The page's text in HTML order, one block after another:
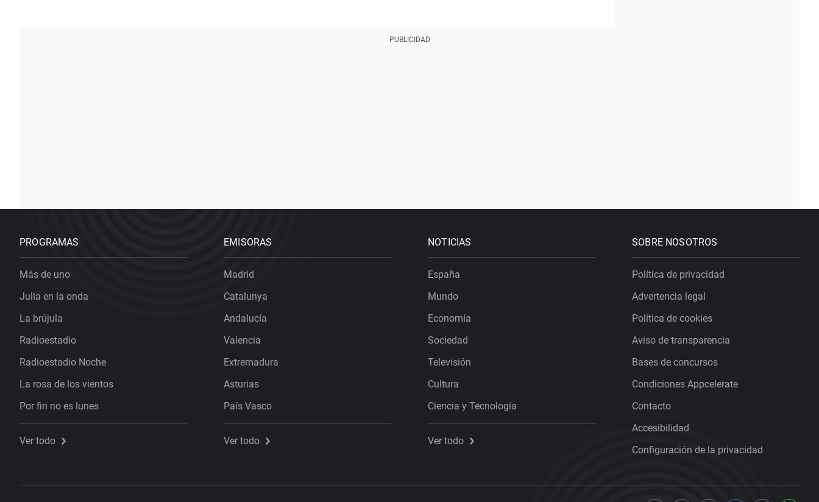
PROGRAMAS
Más de uno
Julia en la onda
La brújula
Radioestadio
Radioestadio Noche
La rosa de los vientos
Por fin no es lunes
Ver todo
EMISORAS
Madrid
Catalunya
Andalucía
Valencia
Extremadura
Asturias
País Vasco
Ver todo
NOTICIAS
España
Mundo
Economía
Sociedad
Televisión
Cultura
Ciencia y Tecnología
Ver todo
SOBRE NOSOTROS
Política de privacidad
Advertencia legal
Política de cookies
Aviso de transparencia
Bases de concursos
Condiciones Appcelerate
Contacto
Accesibilidad
Configuración de la privacidad